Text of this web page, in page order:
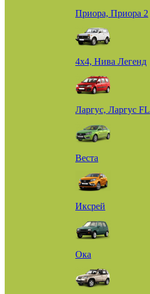
Приора, Приора 2
4х4, Нива Легенд
Ларгус, Ларгус FL
Веста
Иксрей
Ока